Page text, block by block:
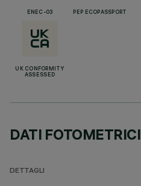
ENEC-03 PEP ECOPASSPORT
UK CONFORMITY
ASSESSED
DATI FOTOMETRICI
DETTAGLI